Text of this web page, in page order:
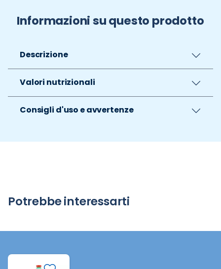
Informazioni su questo prodotto
Descrizione
Valori nutrizionali
Consigli d'uso e avvertenze
Potrebbe interessarti